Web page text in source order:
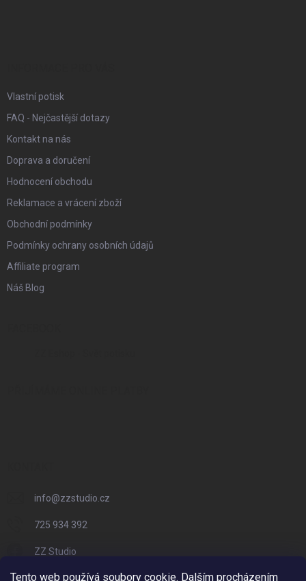
Tento web používá soubory cookie. Dalším procházením
Vlastní potisk
FAQ - Nejčastější dotazy
Kontakt na nás
Doprava a doručení
Hodnocení obchodu
Reklamace a vrácení zboží
Obchodní podmínky
Podmínky ochrany osobních údajů
Affiliate program
Náš Blog
info@zzstudio.cz
725 934 392
ZZ Studio
zzstudio_cz